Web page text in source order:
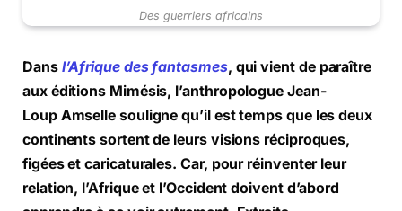
Des guerriers africains
Dans l’Afrique des fantasmes, qui vient de paraître
aux éditions Mimésis, l’anthropologue Jean-
Loup Amselle souligne qu’il est temps que les deux
continents sortent de leurs visions réciproques,
figées et caricaturales. Car, pour réinventer leur
relation, l’Afrique et l’Occident doivent d’abord